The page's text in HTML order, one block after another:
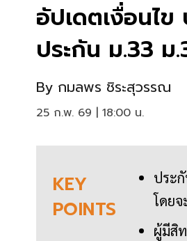
อัปเดตเงื่อนไ
ประกัน ม.33 ม
By กมลพร ชิระสุวรรณ
25 ก.พ. 69 | 18:00 น.
KEY
POINTS
ประ
โดย
ผู้มีสิ